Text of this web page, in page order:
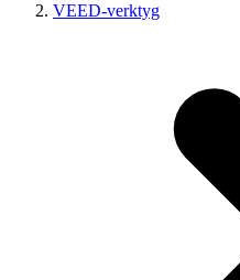
VEED-verktyg